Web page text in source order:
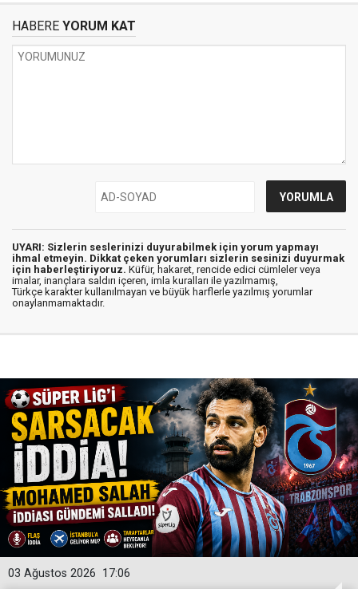
HABERE YORUM KAT
UYARI: Sizlerin seslerinizi duyurabilmek için yorum yapmayı
ihmal etmeyin. Dikkat çeken yorumları sizlerin sesinizi duyurmak
için haberleştiriyoruz. Küfür, hakaret, rencide edici cümleler veya
imalar, inançlara saldırı içeren, imla kuralları ile yazılmamış,
Türkçe karakter kullanılmayan ve büyük harflerle yazılmış yorumlar
onaylanmamaktadır.
17:06
03 Ağustos 2026